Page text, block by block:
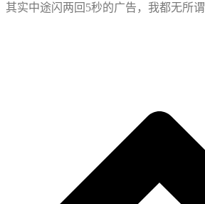
其实中途闪两回5秒的广告，我都无所谓